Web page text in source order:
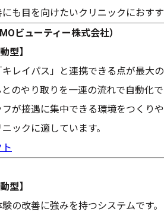
も目を向けたいクリニックにおす
ビューティー株式会社）
型】
レイパス」と連携できる点が最大
のやり取りを一連の流れで自動化
が接遇に集中できる環境をつくり
ックに適しています。
型】
の改善に強みを持つシステムです